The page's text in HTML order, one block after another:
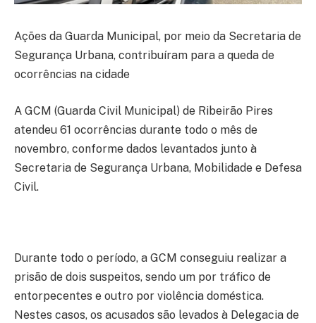
Ações da Guarda Municipal, por meio da Secretaria de
Segurança Urbana, contribuíram para a queda de
ocorrências na cidade
A GCM (Guarda Civil Municipal) de Ribeirão Pires
atendeu 61 ocorrências durante todo o mês de
novembro, conforme dados levantados junto à
Secretaria de Segurança Urbana, Mobilidade e Defesa
Civil.
Durante todo o período, a GCM conseguiu realizar a
prisão de dois suspeitos, sendo um por tráfico de
entorpecentes e outro por violência doméstica.
Nestes casos, os acusados são levados à Delegacia de